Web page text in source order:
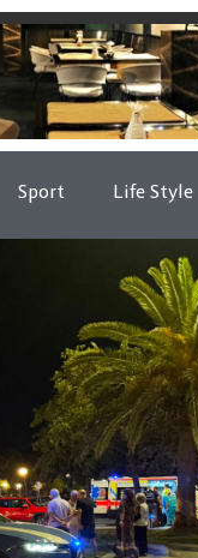
Sport Life Style